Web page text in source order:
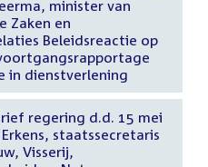
minister van
Zaken en
Beleidsreactie op
in dienstverlening
regering d.d. 15 mei
Erkens, staatssecretaris
Visserij,